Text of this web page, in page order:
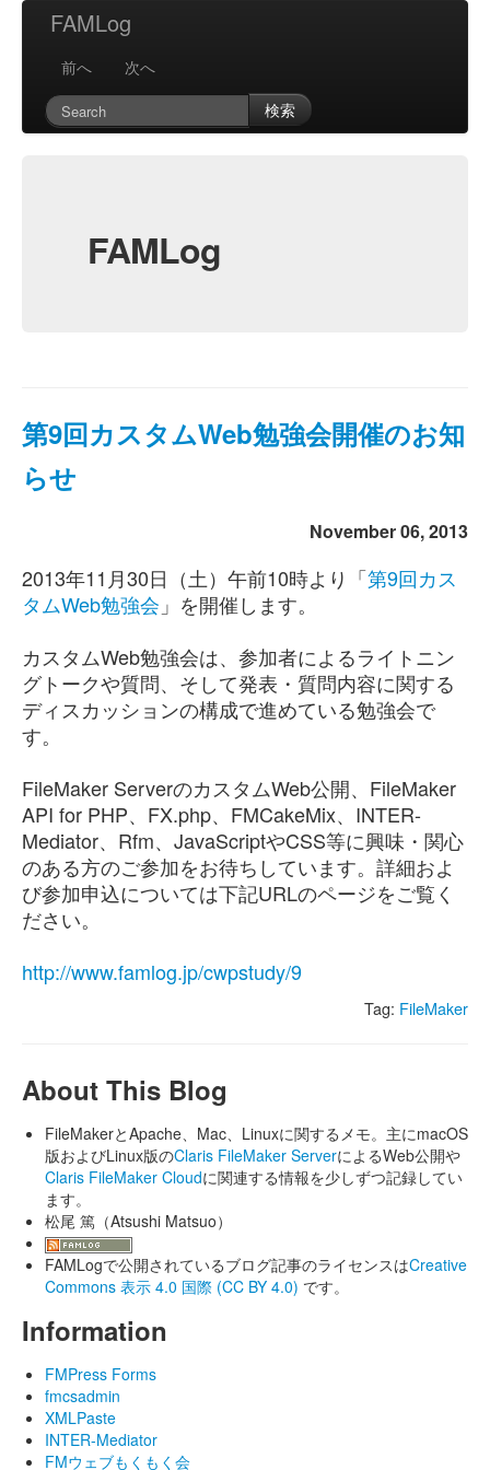
FAMLog
前へ
次へ
検索
FAMLog
第9回カスタムWeb勉強会開催のお知
らせ
November 06, 2013
2013年11月30日（土）午前10時より「第9回カス
タムWeb勉強会 」を開催します。
カスタムWeb勉強会は、参加者によるライトニン
グトークや質問、そして発表・質問内容に関する
ディスカッションの構成で進めている勉強会で
す。
FileMaker ServerのカスタムWeb公開、FileMaker
API for PHP、FX.php、FMCakeMix、INTER-
Mediator、Rfm、JavaScriptやCSS等に興味・関心
のある方のご参加をお待ちしています。詳細およ
び参加申込については下記URLのページをご覧く
ださい。
http://www.famlog.jp/cwpstudy/9
Tag: FileMaker
About This Blog
FileMakerとApache、Mac、Linuxに関するメモ。主にmacOS
版およびLinux版のClaris FileMaker ServerによるWeb公開や
Claris FileMaker Cloudに関連する情報を少しずつ記録してい
ます。
松尾 篤（Atsushi Matsuo）
FAMLogで公開されているブログ記事のライセンスはCreative
Commons 表示 4.0 国際 (CC BY 4.0) です。
Information
FMPress Forms
fmcsadmin
XMLPaste
INTER-Mediator
FMウェブもくもく会